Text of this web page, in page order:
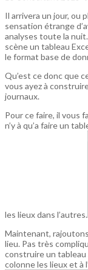
Il arrivera un jour, ou
sensation étrange
analyses toute la
scène un tableau
le format base de
Qu’est ce donc que
vous ayez à
journaux.
Pour ce faire, il vous
n’y à qu’a faire un
les lieux dans l’autres.
Maintenant,
lieu. Pas très
construire un tableau
colonne les lieux et à